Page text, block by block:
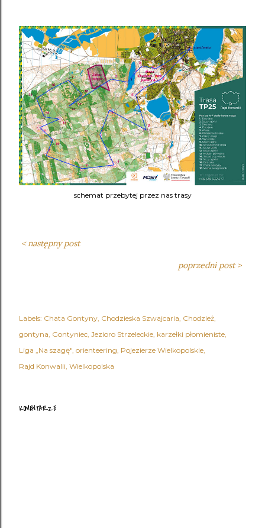
schemat przebytej przez nas trasy
< następny post
poprzedni post >
Labels: Chata Gontyny Chodzieska Szwajcaria Chodzież
gontyna Gontyniec Jezioro Strzeleckie karzełki płomieniste
Liga „Na szagę" orienteering Pojezierze Wielkopolskie
Rajd Konwalii Wielkopolska
KOMENTARZE